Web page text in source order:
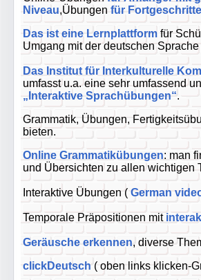
Niveau,Übungen für
Das ist eine Lernplattform für
Umgang mit der deutschen
Das Institut für Interkulturelle
umfasst u.a. eine sehr umfassend
„Interaktive Sprachübungen“.
Grammatik, Übungen,
bieten.
Online Grammatikübungen: man
und Übersichten zu allen wichtigen
Interaktive Übungen ( German
Temporale Präpositionen mit
Geräusche erkennen, diverse
clickDeutsch ( oben links klicken-